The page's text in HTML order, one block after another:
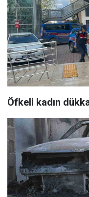
Öfkeli kadın